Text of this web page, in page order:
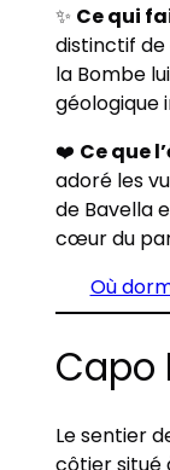
✨ Ce qui
distinctif
la Bombe
géologique
❤️ Ce que
adoré les
de Bavella
cœur du
Où
Capo
Le sentier